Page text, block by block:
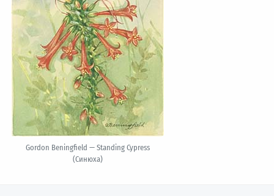
Gordon Beningfield — Standing Cypress
(Синюха)